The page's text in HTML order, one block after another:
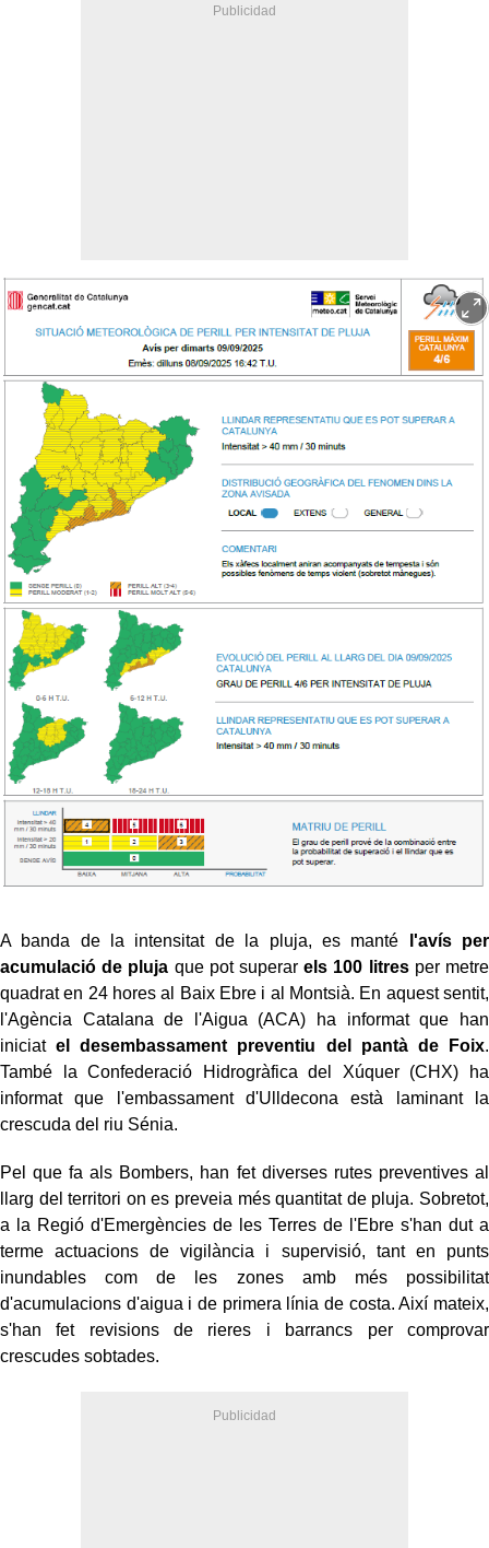
A banda de la intensitat de la pluja, es manté
l'avís per
acumulació de pluja que pot superarels 100 litresper metre
quadrat en 24 hores al Baix Ebre i al Montsià. En aquest sentit,
l'Agència Catalana de l'Aigua (ACA) ha informat que han
iniciatel desembassament preventiu del pantà de Foix.
També la Confederació Hidrogràfica del Xúquer (CHX) ha
informat que l'embassament d'Ulldecona està laminant la
crescuda del riu Sénia.
Pel que fa als Bombers, han fet diverses rutes preventives al
llarg del territori on es preveia més quantitat de pluja. Sobretot,
a la Regió d'Emergències de les Terres de l'Ebre s'han dut a
terme actuacions de vigilància i supervisió, tant en punts
inundables com de les zones amb més possibilitat
d'acumulacions d'aigua i de primera línia de costa. Així mateix,
s'han fet revisions de rieres i barrancs per comprovar
crescudes sobtades.